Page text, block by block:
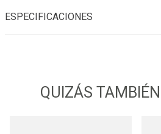
ESPECIFICACIONES
QUIZÁS